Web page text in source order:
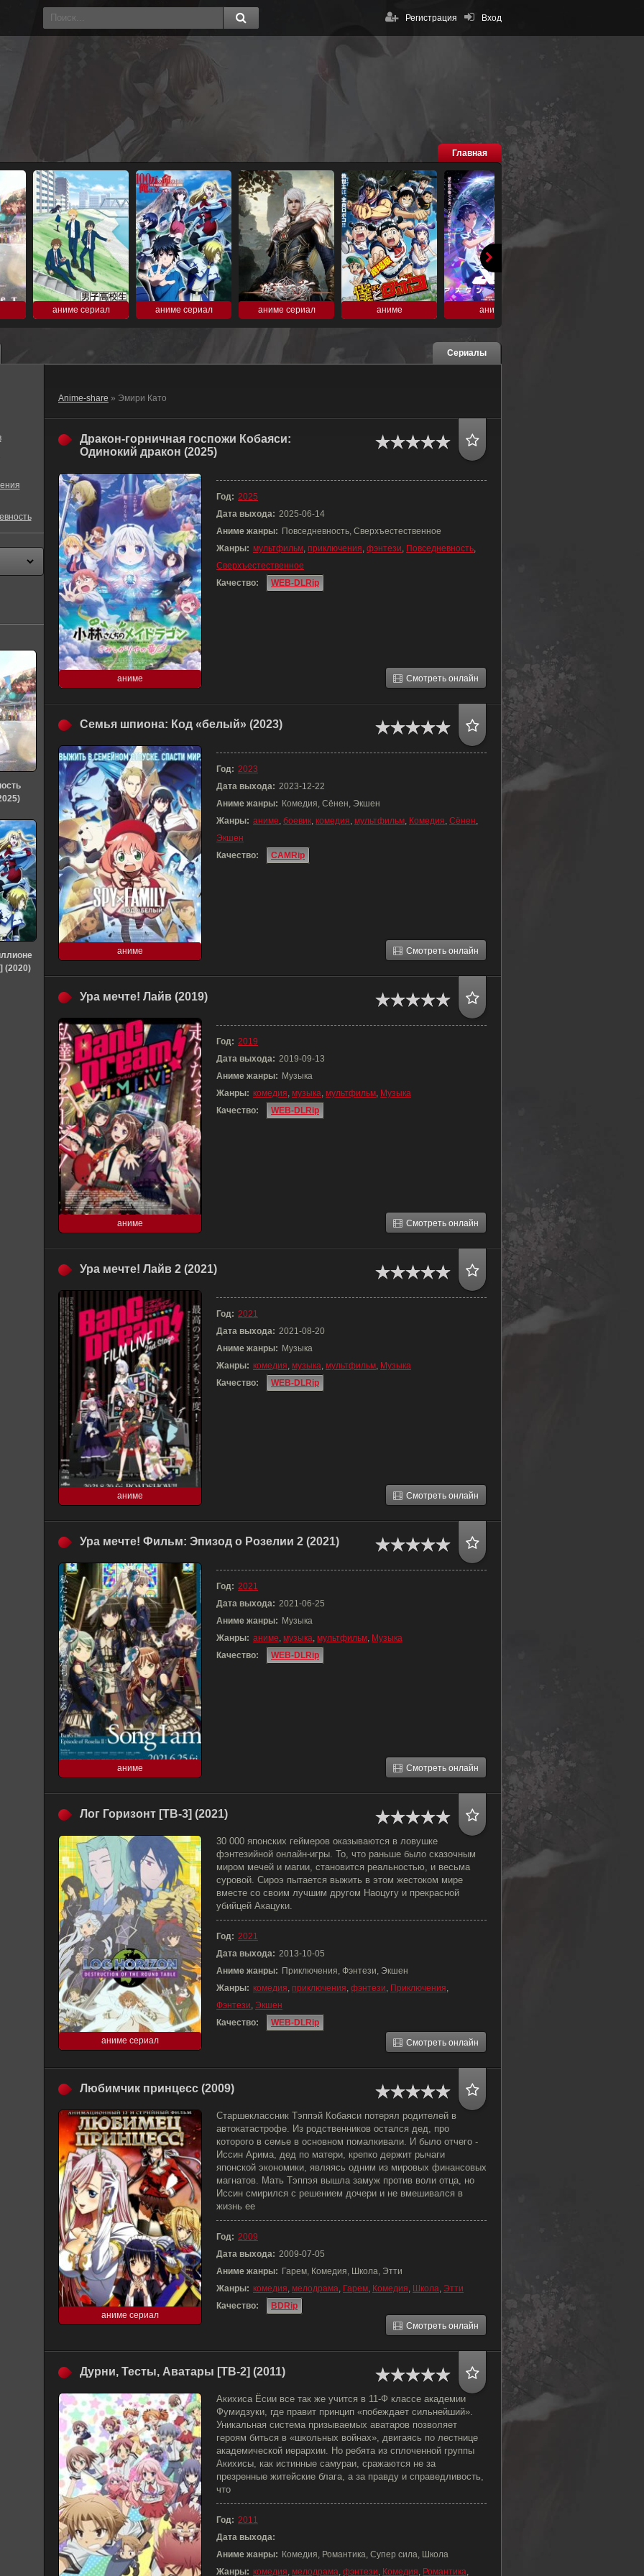
Вход
Регистрация
Главная
аниме сериал аниме сериал аниме сериал аниме аниме
Сериалы
Anime-share » Эмири Като
Дракон-горничная госпожи Кобаяси:
Одинокий дракон (2025)
аниме
Год: 2025
Дата выхода: 2025-06-14
Аниме жанры: Повседневность, Сверхъестественное
Жанры: мультфильм, приключения, фэнтези, Повседневность,
Сверхъестественное
Качество:
WEB-DLRip
Смотреть онлайн
Семья шпиона: Код «белый» (2023)
аниме
Год: 2023
Дата выхода: 2023-12-22
Аниме жанры: Комедия, Сёнен, Экшен
Жанры: аниме, боевик, комедия, мультфильм, Комедия, Сёнен,
Экшен
Качество:
CAMRip
Смотреть онлайн
Ура мечте! Лайв (2019)
аниме
Год: 2019
Дата выхода: 2019-09-13
Аниме жанры: Музыка
Жанры: комедия, музыка, мультфильм, Музыка
Качество:
WEB-DLRip
Смотреть онлайн
Ура мечте! Лайв 2 (2021)
аниме
Год: 2021
Дата выхода: 2021-08-20
Аниме жанры: Музыка
Жанры: комедия, музыка, мультфильм, Музыка
Качество:
WEB-DLRip
Смотреть онлайн
Ура мечте! Фильм: Эпизод о Розелии 2 (2021)
аниме
Год: 2021
Дата выхода: 2021-06-25
Аниме жанры: Музыка
Жанры: аниме, музыка, мультфильм, Музыка
Качество:
WEB-DLRip
Смотреть онлайн
Лог Горизонт [ТВ-3] (2021)
аниме сериал
30 000 японских геймеров оказываются в ловушке
фэнтезийной онлайн-игры. То, что раньше было сказочным
миром мечей и магии, становится реальностью, и весьма
суровой. Сироэ пытается выжить в этом жестоком мире
вместе со своим лучшим другом Наоцугу и прекрасной
убийцей Акацуки.
Год: 2021
Дата выхода: 2013-10-05
Аниме жанры: Приключения, Фэнтези, Экшен
Жанры: комедия, приключения, фэнтези, Приключения,
Фэнтези, Экшен
Качество:
WEB-DLRip
Смотреть онлайн
Любимчик принцесс (2009)
аниме сериал
Старшеклассник Тэппэй Кобаяси потерял родителей в
автокатастрофе. Из родственников остался дед, про
которого в семье в основном помалкивали. И было отчего -
Иссин Арима, дед по матери, крепко держит рычаги
японской экономики, являясь одним из мировых финансовых
магнатов. Мать Тэппэя вышла замуж против воли отца, но
Иссин смирился с решением дочери и не вмешивался в
жизнь ее
Год: 2009
Дата выхода: 2009-07-05
Аниме жанры: Гарем, Комедия, Школа, Этти
Жанры: комедия, мелодрама, Гарем, Комедия, Школа, Этти
Качество:
BDRip
Смотреть онлайн
Дурни, Тесты, Аватары [ТВ-2] (2011)
Акихиса Ёсии все так же учится в 11-Ф классе академии
Фумидзуки, где правит принцип «побеждает сильнейший».
Уникальная система призываемых аватаров позволяет
героям биться в «школьных войнах», двигаясь по лестнице
академической иерархии. Но ребята из сплоченной группы
Акихисы, как истинные самураи, сражаются не за
презренные житейские блага, а за правду и справедливость,
что
Год: 2011
Дата выхода:
Аниме жанры: Комедия, Романтика, Супер сила, Школа
Жанры: комедия, мелодрама, фэнтези, Комедия, Романтика,
(2020)